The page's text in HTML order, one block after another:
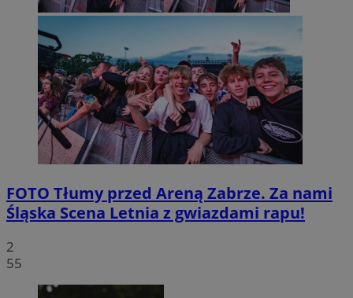
FOTO Tłumy przed Areną Zabrze. Za nami
Śląska Scena Letnia z gwiazdami rapu!
2
55